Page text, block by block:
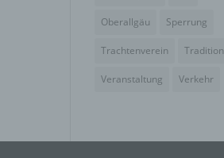
Oberallgäu Sperrung
Trachtenverein Tradition
Veranstaltung Verkehr